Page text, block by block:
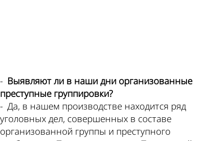
- Выявляют ли в наши дни организованные
преступные группировки?
- Да, в нашем производстве находится ряд
уголовных дел, совершенных в составе
организованной группы и преступного